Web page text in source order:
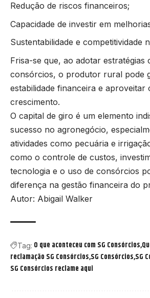
Redução de riscos financeiros;
Capacidade de investir em
Sustentabilidade e competitividade
Frisa-se que, ao adotar estratégias
consórcios, o produtor rural pode
estabilidade financeira e aproveitar
crescimento.
O capital de giro é um elemento
sucesso no agronegócio,
atividades como pecuária e
como o controle de custos,
tecnologia e o uso de consórcios
diferença na gestão financeira do
Autor: Abigail Walker
Tag: O que aconteceu com SG Consórcios
reclamação SG Consórcios SG Consórcios SG
SG Consórcios reclame aqui